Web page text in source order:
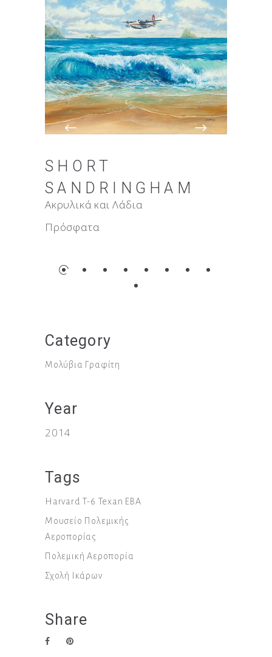
SHORT
SANDRINGHAM
Ακρυλικά και Λάδια
Πρόσφατα
Category
Μολύβια Γραφίτη
Year
2014
Tags
Harvard T-6 Texan ΕΒΑ
Μουσείο Πολεμικής
Αεροπορίας
Πολεμική Αεροπορία
Σχολή Ικάρων
Share